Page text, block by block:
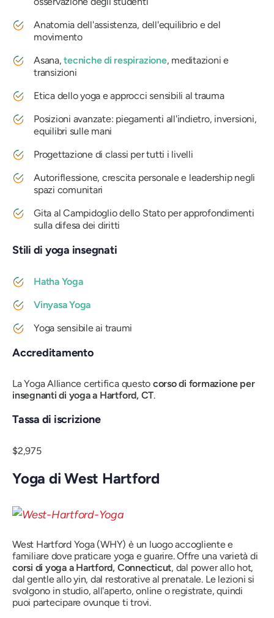
Anatomia dell'assistenza, dell'equilibrio e del
movimento
Asana,tecniche di respirazione, meditazioni e
transizioni
Etica dello yoga e approcci sensibili al trauma
Posizioni avanzate: piegamenti all'indietro, inversioni,
equilibri sulle mani
Progettazione di classi per tutti i livelli
Autoriflessione, crescita personale e leadership negli
spazi comunitari
Gita al Campidoglio dello Stato per approfondimenti
sulla difesa dei diritti
Stili di yoga insegnati
Hatha Yoga
Vinyasa Yoga
Yoga sensibile ai traumi
Accreditamento
La Yoga Alliance certifica questo corso di formazione per
insegnanti di yoga a Hartford, CT.
Tassa di iscrizione
$2,975
Yoga di West Hartford
West Hartford Yoga (WHY) è un luogo accogliente e
familiare dove praticare yoga e guarire. Offre una varietà di
corsi di yoga a Hartford, Connecticut, dal power allo hot,
dal gentle allo yin, dal restorative al prenatale. Le lezioni si
svolgono in studio, all'aperto, online o registrate, quindi
puoi partecipare ovunque ti trovi.